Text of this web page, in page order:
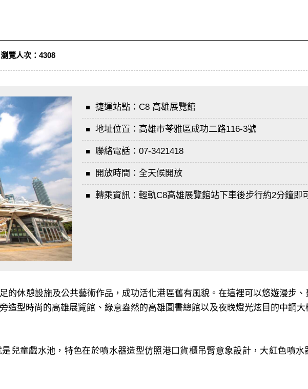
瀏覽人次： 4308
捷運站點： C8 高雄展覽館
地址位置： 高雄市苓雅區成功二路116-3號
聯絡電話： 07-3421418
開放時間： 全天候開放
轉乘資訊： 輕軌C8高雄展覽館站下車後步行約2分鐘即
的休憩設施及公共藝術作品，成功活化港區舊有風貌。在這裡可以悠遊漫步
造型時尚的高雄展覽館、綠意盎然的高雄圖書總館以及夜晚燈光炫目的中鋼
兒童戲水池，特色在於噴水器造型仿照港口貨櫃吊臂意象設計，大紅色噴水